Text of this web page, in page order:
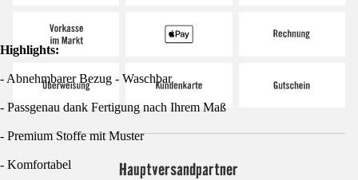
Highlights:
- Abnehmbarer Bezug - Waschbar
- Passgenau dank Fertigung nach Ihrem Maß
- Premium Stoffe mit Muster
- Komfortabel Hauptversandpartner